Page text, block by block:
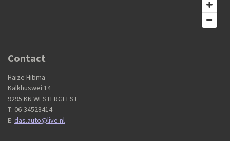
Contact
Haize Hibma
Kalkhuswei 14
9295 KN WESTERGEEST
T: 06-34528414
E: das.auto@live.nl